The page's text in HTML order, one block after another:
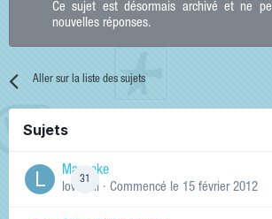
Ce sujet est désormais archivé et ne
nouvelles réponses.
Aller sur la liste des sujets
Sujets
31
Manneke
lowskill · Commencé le 15 février 2012